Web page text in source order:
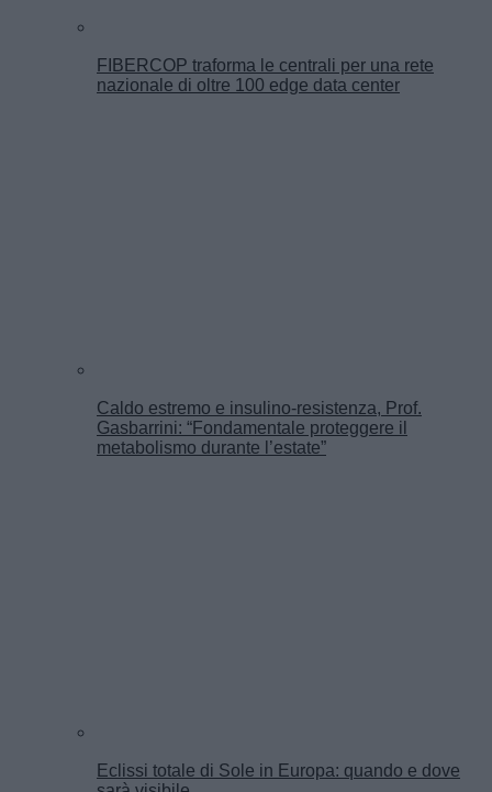
FIBERCOP traforma le centrali per una rete
nazionale di oltre 100 edge data center
Caldo estremo e insulino-resistenza, Prof.
Gasbarrini: “Fondamentale proteggere il
metabolismo durante l’estate”
Eclissi totale di Sole in Europa: quando e dove